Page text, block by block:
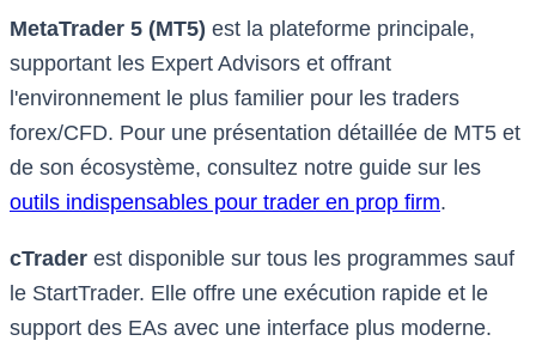
MetaTrader 5 (MT5) est la plateforme principale,
supportant les Expert Advisors et offrant
l'environnement le plus familier pour les traders
forex/CFD. Pour une présentation détaillée de MT5 et
de son écosystème, consultez notre guide sur les
outils indispensables pour trader en prop firm.
cTrader est disponible sur tous les programmes sauf
le StartTrader. Elle offre une exécution rapide et le
support des EAs avec une interface plus moderne.